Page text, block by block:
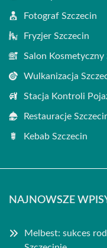
Fotograf Szczecin
Fryzjer Szczecin
Salon Kosmetyczny
Wulkanizacja
Stacja Kontroli
Restauracje
Kebab Szczecin
NAJNOWSZE
Melbest: sukces